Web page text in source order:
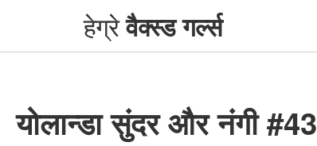
हेग्रेवैक्स्ड गर्ल्स
योलान्डा सुंदर और नंगी #43